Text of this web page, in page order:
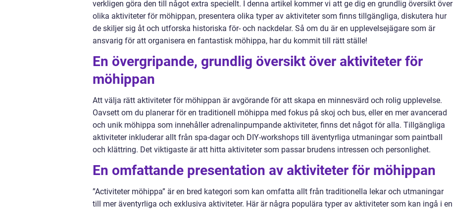
verkligen göra den till något extra speciellt. I denna artikel kommer vi att ge dig en grundlig översikt över
olika aktiviteter för möhippan, presentera olika typer av aktiviteter som finns tillgängliga, diskutera hur
de skiljer sig åt och utforska historiska för- och nackdelar. Så om du är en upplevelsejägare som är
ansvarig för att organisera en fantastisk möhippa, har du kommit till rätt ställe!
En övergripande, grundlig översikt över aktiviteter för
möhippan
Att välja rätt aktiviteter för möhippan är avgörande för att skapa en minnesvärd och rolig upplevelse.
Oavsett om du planerar för en traditionell möhippa med fokus på skoj och bus, eller en mer avancerad
och unik möhippa som innehåller adrenalinpumpande aktiviteter, finns det något för alla. Tillgängliga
aktiviteter inkluderar allt från spa-dagar och DIY-workshops till äventyrliga utmaningar som paintball
och klättring. Det viktigaste är att hitta aktiviteter som passar brudens intressen och personlighet.
En omfattande presentation av aktiviteter för möhippan
”Activiteter möhippa” är en bred kategori som kan omfatta allt från traditionella lekar och utmaningar
till mer äventyrliga och exklusiva aktiviteter. Här är några populära typer av aktiviteter som kan ingå i en